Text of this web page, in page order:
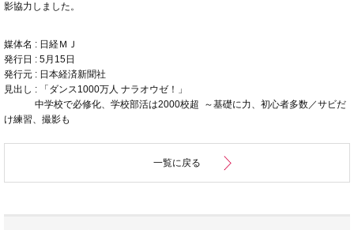
影協力しました。
媒体名 : 日経ＭＪ
発行日 : 5月15日
発行元 : 日本経済新聞社
見出し :
「ダンス1000万人 ナラオウゼ！」
中学校で必修化、学校部活は2000校超 ～基礎に力、初心者多数／サビだ
け練習、撮影も
一覧に戻る